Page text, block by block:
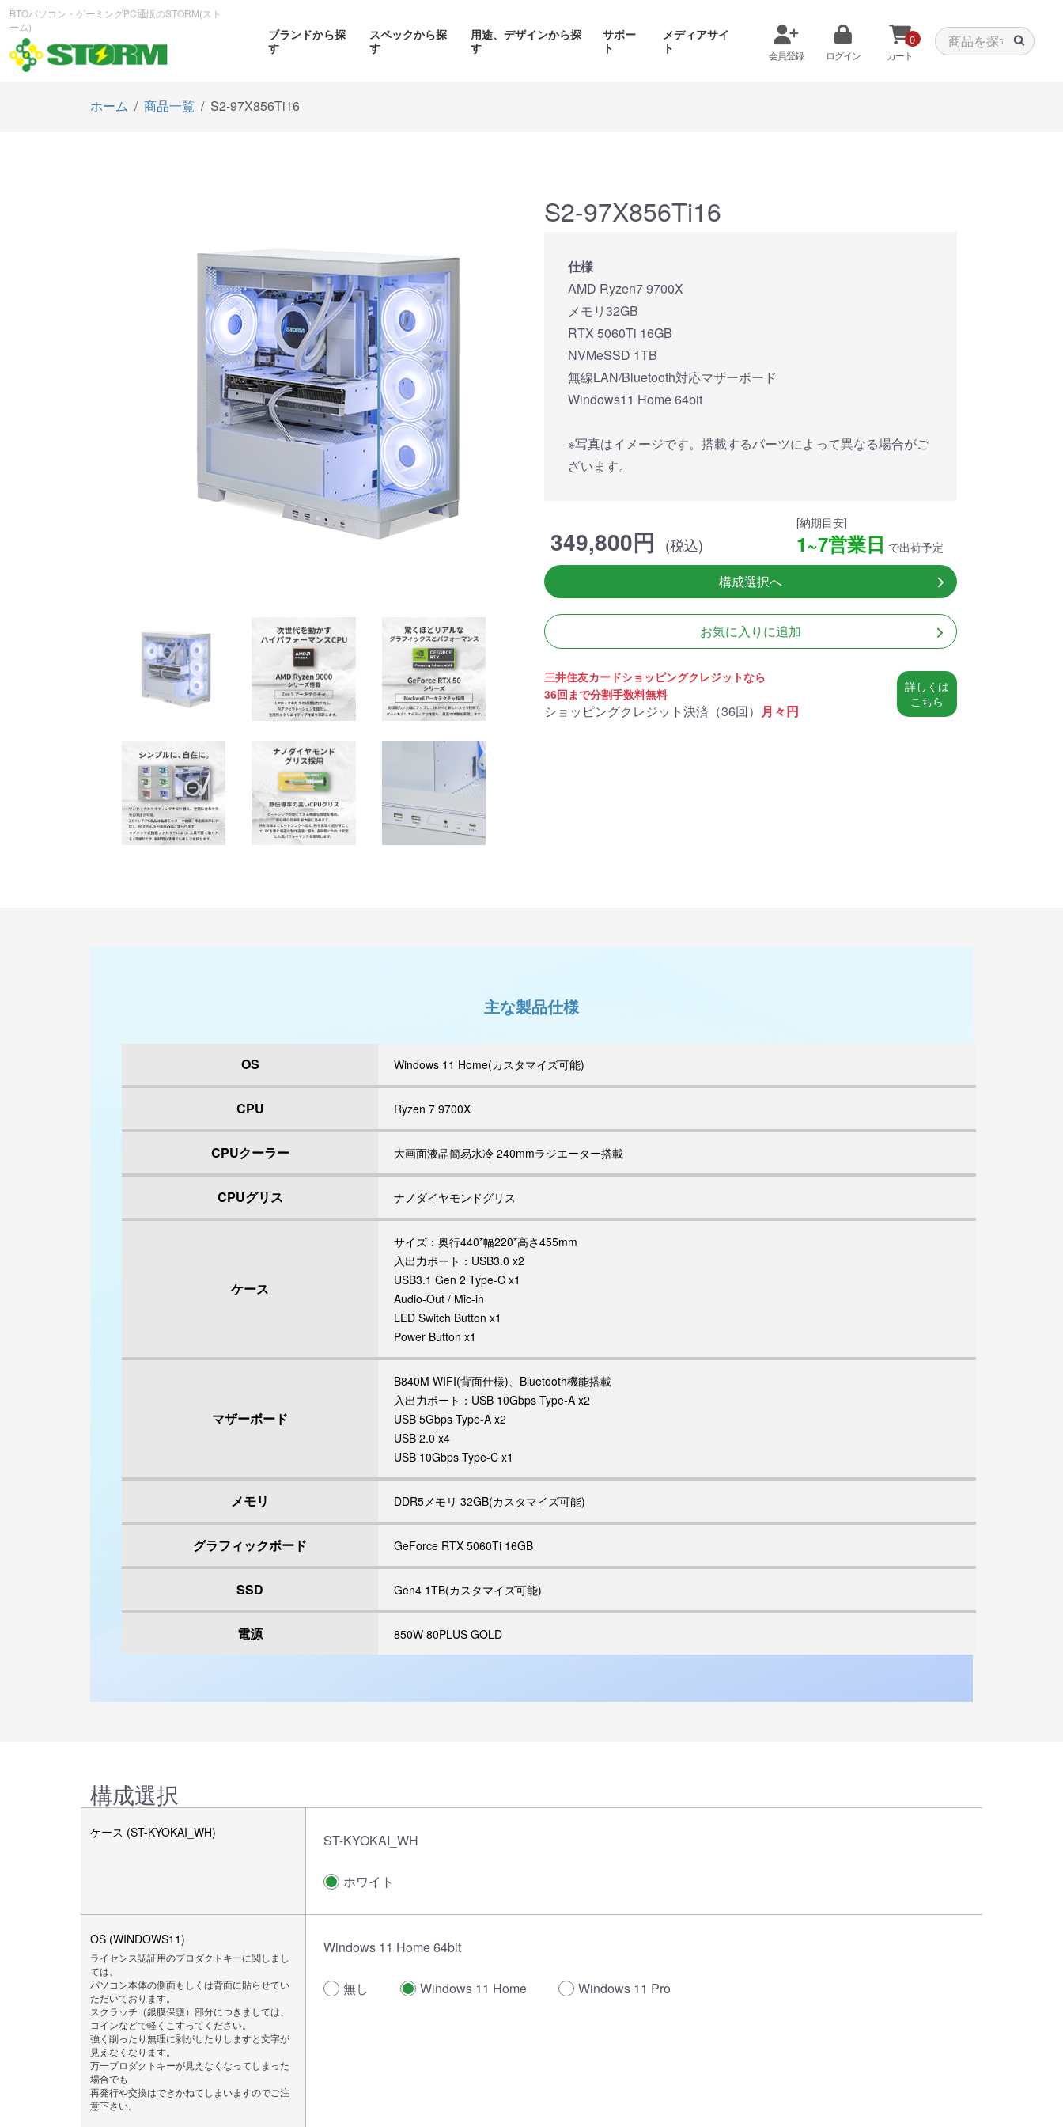
BTOパソコン・ゲーミングPC通販のSTORM(スト
ーム)
ブランドから探
す
スペックから探
す
用途、デザインから探
す
サポー
ト
メディアサイ
ト
会員登録 ログイン
0
カート
初心者の方、「どのPCを選
べばいいかわからない」そ
んな方にこそ選んでほし
い、エントリーモデルで
360mm簡易水冷と曲面
OLEDを搭載したハイエン
ドモデル。美しさと冷却性
能を兼ね備えた「流界2」
が、至高の空間を演出しま
す。
商品詳細
270°強化ガラスに黒パーツ
が鮮やかに映え、液晶簡易
水冷とラインLEDが重厚な
厳格な基準をクリアした
「Powered By MSI」認証
モデル。世界をリードする
MSIの最新パーツ搭載。
商品詳細 商品詳細
270°パノラマビューが魅せ
る コストパフォーマンスに
優れたモデル
商品詳細
ゲーミングPC
商品をみる
曲面OLED簡易水冷搭載
PC
商品をみる
ピラーレスケース採用PC
商品をみる
ホーム 商品一覧 S2-97X856Ti16
S2-97X856Ti16
仕様
AMD Ryzen7 9700X
メモリ32GB
RTX 5060Ti 16GB
NVMeSSD 1TB
無線LAN/Bluetooth対応マザーボード
Windows11 Home 64bit
※写真はイメージです。搭載するパーツによって異なる場合がご
ざいます。
349,800円 (税込)
[納期目安]
1~7営業日 で出荷予定
構成選択へ
お気に入りに追加
三井住友カードショッピングクレジットなら
36回まで分割手数料無料
ショッピングクレジット決済（36回） 月々円
詳しくは
こちら
主な製品仕様
OS Windows 11 Home(カスタマイズ可能)
CPU Ryzen 7 9700X
CPUクーラー 大画面液晶簡易水冷 240mmラジエーター搭載
CPUグリス ナノダイヤモンドグリス
ケース
サイズ：奥行440*幅220*高さ455mm
入出力ポート：USB3.0 x2
USB3.1 Gen 2 Type-C x1
Audio-Out / Mic-in
LED Switch Button x1
Power Button x1
マザーボード
B840M WIFI(背面仕様)、Bluetooth機能搭載
入出力ポート：USB 10Gbps Type-A x2
USB 5Gbps Type-A x2
USB 2.0 x4
USB 10Gbps Type-C x1
メモリ DDR5メモリ 32GB(カスタマイズ可能)
グラフィックボード GeForce RTX 5060Ti 16GB
SSD Gen4 1TB(カスタマイズ可能)
電源 850W 80PLUS GOLD
構成選択
ケース (ST-KYOKAI_WH) ST-KYOKAI_WH
ホワイト
OS (WINDOWS11)
ライセンス認証用のプロダクトキーに関しまし
ては、
パソコン本体の側面もしくは背面に貼らせてい
ただいております。
スクラッチ（銀膜保護）部分につきましては、
コインなどで軽くこすってください。
強く削ったり無理に剥がしたりしますと文字が
見えなくなります。
万一プロダクトキーが見えなくなってしまった
場合でも
再発行や交換はできかねてしまいますのでご注
意下さい。
Windows 11 Home 64bit
無し Windows 11 Home Windows 11 Pro